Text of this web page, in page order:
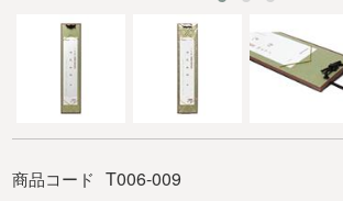
商品コード T006-009